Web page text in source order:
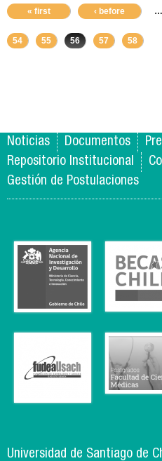
« first ‹ before …
54 55 56 57 58
Noticias Documentos
Repositorio Institucional
Gestión de Postulaciones
Universidad de Santiago de